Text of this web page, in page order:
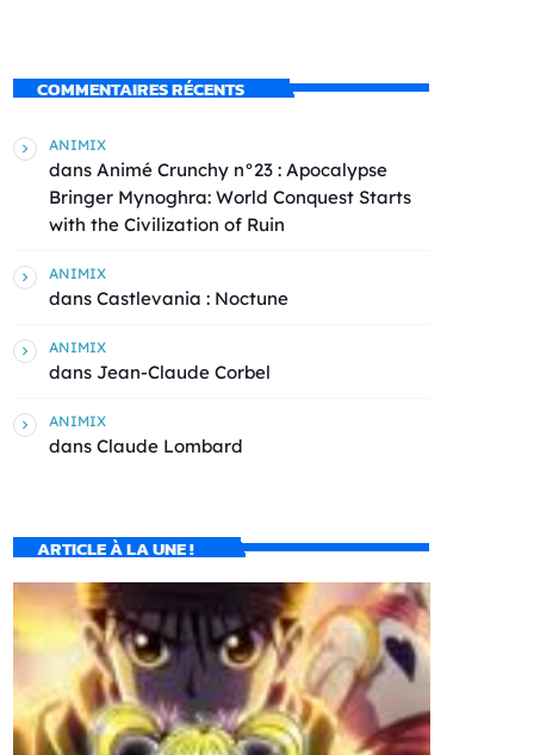
COMMENTAIRES RÉCENTS
ANIMIX
dans Animé Crunchy n°23 : Apocalypse
Bringer Mynoghra: World Conquest Starts
with the Civilization of Ruin
ANIMIX
dans Castlevania : Noctune
ANIMIX
dans Jean-Claude Corbel
ANIMIX
dans Claude Lombard
ARTICLE À LA UNE !